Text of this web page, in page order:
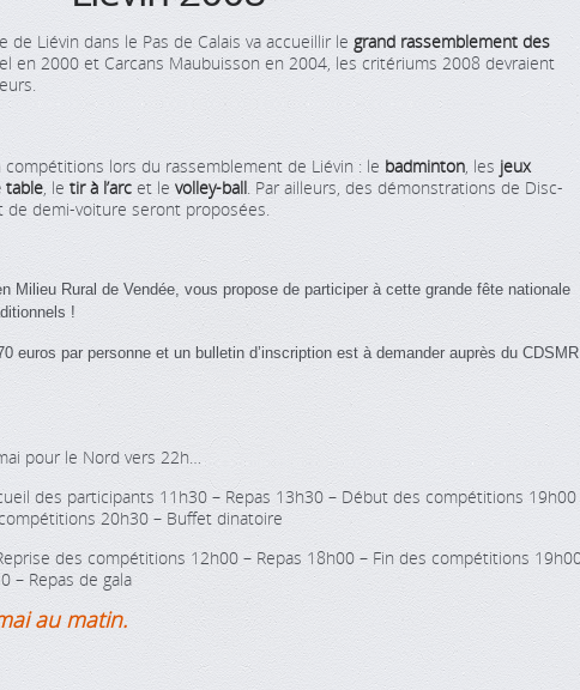
de Liévin dans le Pas de Calais va accueillir le grand rassemblement des
en 2000 et Carcans Maubuisson en 2004, les critériums 2008 devraient
lors du rassemblement de Liévin : le badminton, les jeux
table, le tir à l’arc et le volley-ball. Par ailleurs, des démonstrations de Disc-
demi-voiture seront proposées.
Milieu Rural de Vendée, vous propose de participer à cette grande fête nationale
!
euros par personne et un bulletin d’inscription est à demander auprès du CDSMR
pour le Nord vers 22h…
des participants 11h30 – Repas 13h30 – Début des compétitions 19h00
20h30 – Buffet dinatoire
des compétitions 12h00 – Repas 18h00 – Fin des compétitions
– Repas de gala
au matin.